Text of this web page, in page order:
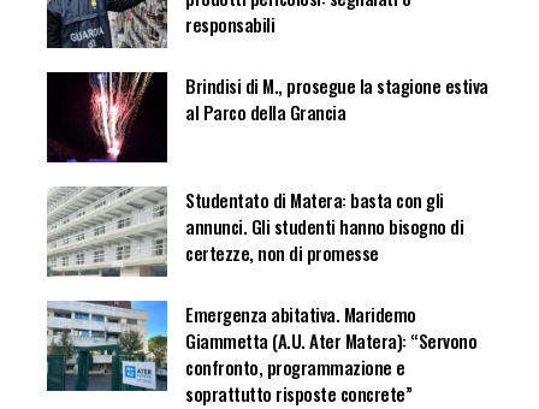
responsabili
Brindisi di M., prosegue la stagione estiva
al Parco della Grancia
Studentato di Matera: basta con gli
annunci. Gli studenti hanno bisogno di
certezze, non di promesse
Emergenza abitativa. Maridemo
Giammetta (A.U. Ater Matera): “Servono
confronto, programmazione e
soprattutto risposte concrete”